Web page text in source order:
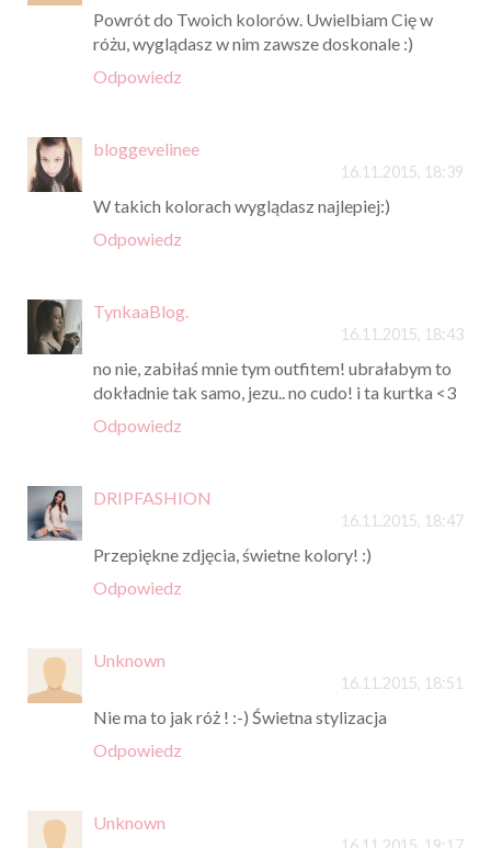
Powrót do Twoich kolorów. Uwielbiam Cię w
różu, wyglądasz w nim zawsze doskonale :)
Odpowiedz
bloggevelinee
16.11.2015, 18:39
W takich kolorach wyglądasz najlepiej:)
Odpowiedz
TynkaaBlog.
16.11.2015, 18:43
no nie, zabiłaś mnie tym outfitem! ubrałabym to
dokładnie tak samo, jezu.. no cudo! i ta kurtka <3
Odpowiedz
DRIPFASHION
16.11.2015, 18:47
Przepiękne zdjęcia, świetne kolory! :)
Odpowiedz
Unknown
16.11.2015, 18:51
Nie ma to jak róż ! :-) Świetna stylizacja
Odpowiedz
Unknown